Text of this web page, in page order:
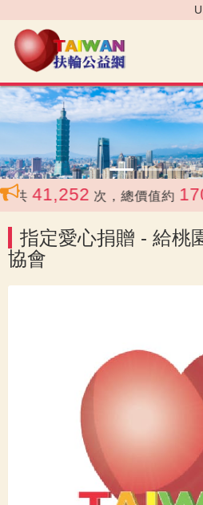
‹
41,252 次，總價值約
指定愛心捐贈 - 給桃
協會